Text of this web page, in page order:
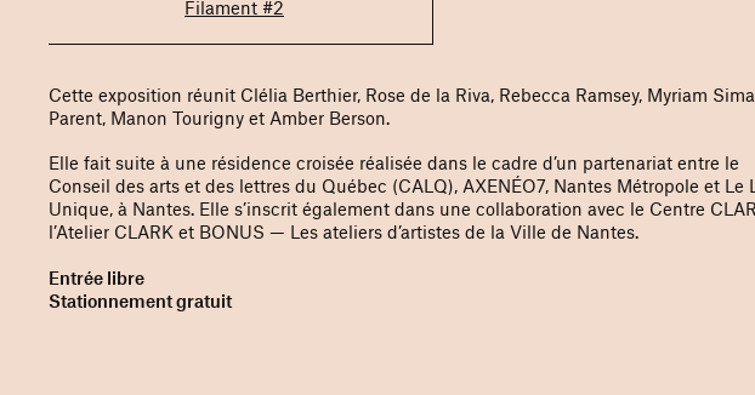
Filament #2
Cette exposition réunit Clélia Berthier, Rose de la Riva, Rebecca Ramsey, Myriam
Parent, Manon Tourigny et Amber Berson.
Elle fait suite à une résidence croisée réalisée dans le cadre d’un partenariat entre le
Conseil des arts et des lettres du Québec (CALQ), AXENÉO7, Nantes Métropole et Le
Unique, à Nantes. Elle s’inscrit également dans une collaboration avec le Centre
l’Atelier CLARK et BONUS — Les ateliers d’artistes de la Ville de Nantes.
Entrée libre
Stationnement gratuit